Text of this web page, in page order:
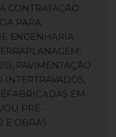
CONTRATAÇÃO
PARA
ENGENHARIA
PAVIMENTAÇÃO
INTERTRAVADOS,
EM
OU PRÉ-
E OBRAS